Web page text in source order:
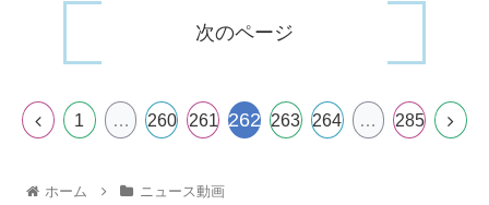
次のページ
1 … 260 261 262 263 264 … 285
ホーム ニュース動画